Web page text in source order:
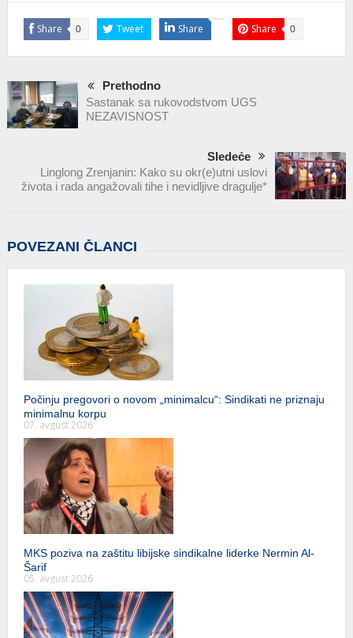
Share 0 Tweet Share Share 0
Prethodno
Sastanak sa rukovodstvom UGS
NEZAVISNOST
Sledeće
Linglong Zrenjanin: Kako su okr(e)utni uslovi
života i rada angažovali tihe i nevidljive dragulje*
POVEZANI ČLANCI
Počinju pregovori o novom „minimalcu“: Sindikati ne priznaju
minimalnu korpu
07. avgust 2026
MKS poziva na zaštitu libijske sindikalne liderke Nermin Al-
Šarif
05. avgust 2026